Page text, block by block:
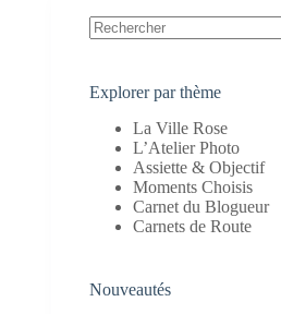
Explorer par thème
La Ville Rose
L’Atelier Photo
Assiette & Objectif
Moments Choisis
Carnet du Blogueur
Carnets de Route
Nouveautés